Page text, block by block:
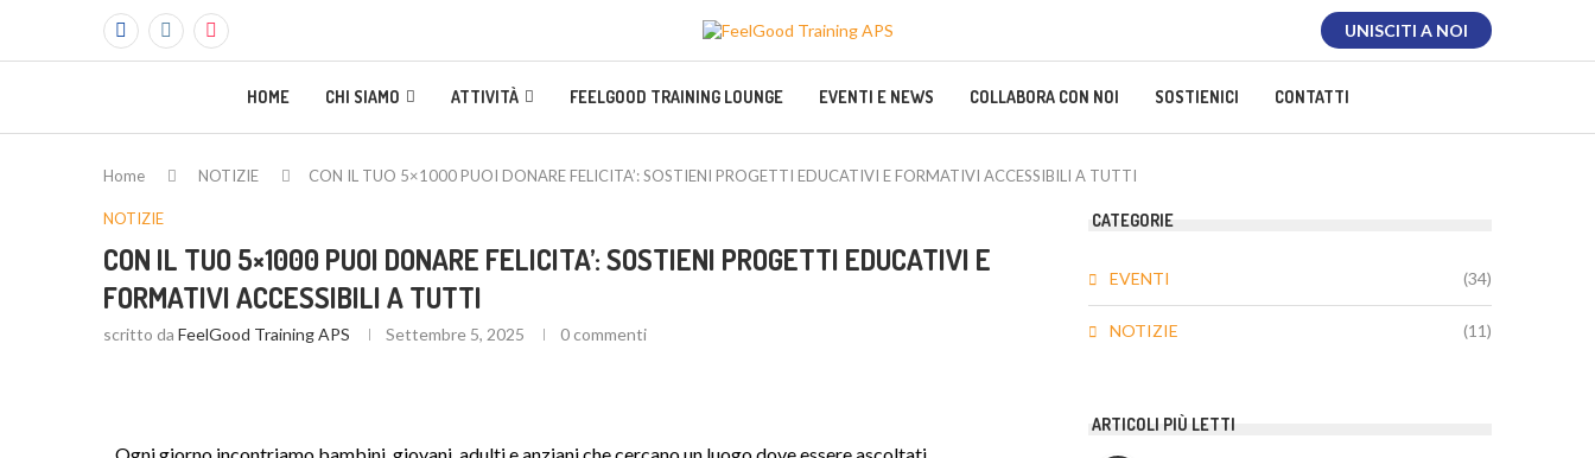
UNISCITI A NOI
HOME CHI SIAMO ATTIVITÀ FEELGOOD TRAINING LOUNGE EVENTI E NEWS COLLABORA CON NOI SOSTIENICI CONTATTI
Home NOTIZIE CON IL TUO 5×1000 PUOI DONARE FELICITA’: SOSTIENI PROGETTI EDUCATIVI E FORMATIVI ACCESSIBILI A TUTTI
NOTIZIE
CON IL TUO 5×1000 PUOI DONARE FELICITA’: SOSTIENI PROGETTI EDUCATIVI E
FORMATIVI ACCESSIBILI A TUTTI
scritto da FeelGood Training APS Settembre 5, 2025 0 commenti
CATEGORIE
EVENTI (34)
NOTIZIE (11)
ARTICOLI PIÙ LETTI